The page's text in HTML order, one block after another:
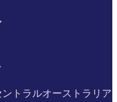
トラルオーストラリア